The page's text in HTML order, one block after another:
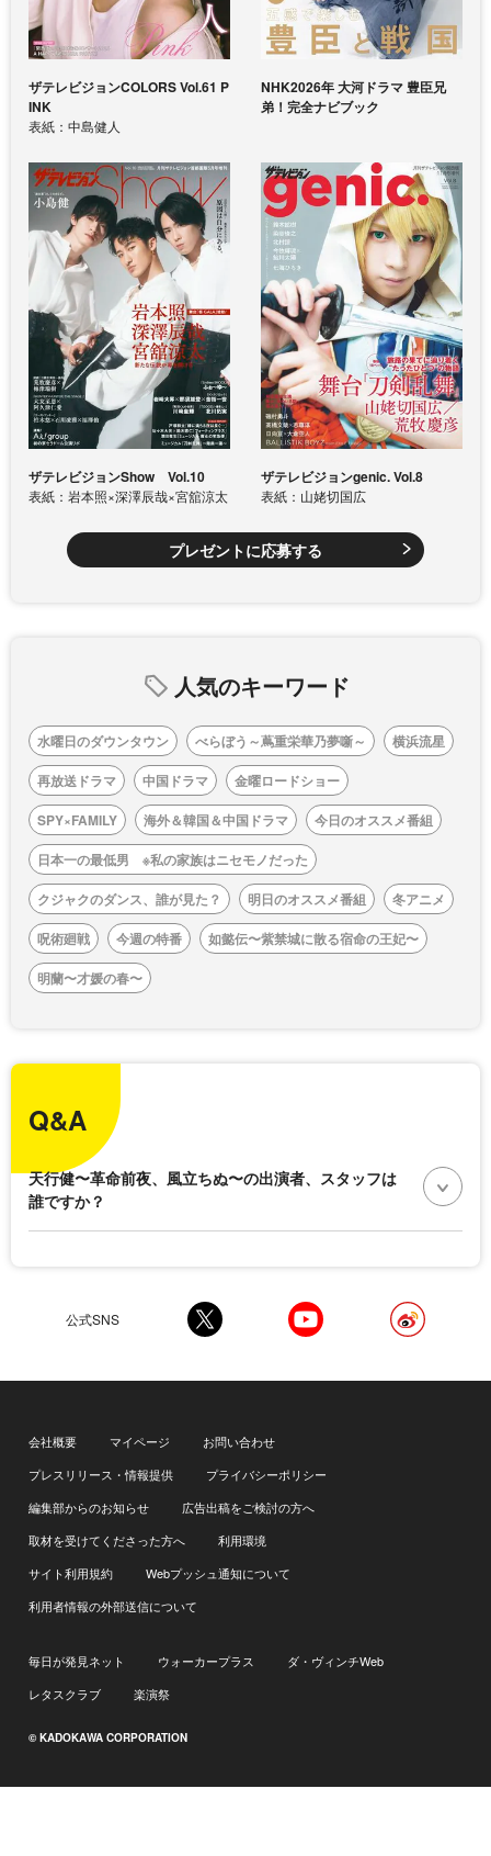
ザテレビジョンCOLORS Vol.61 P
INK
表紙：中島健人
NHK2026年 大河ドラマ 豊臣兄
弟！完全ナビブック
ザテレビジョンShow Vol.10
表紙：岩本照×深澤辰哉×宮舘涼太
ザテレビジョンgenic. Vol.8
表紙：山姥切国広
プレゼントに応募する
人気のキーワード
水曜日のダウンタウン べらぼう～蔦重栄華乃夢噺～
横浜流星
再放送ドラマ
中国ドラマ
金曜ロードショー
SPY×FAMILY
海外＆韓国＆中国ドラマ
今日のオススメ番組
日本一の最低男 ※私の家族はニセモノだった
クジャクのダンス、誰が見た？
明日のオススメ番組
冬アニメ
呪術廻戦
今週の特番
如懿伝〜紫禁城に散る宿命の王妃〜
明蘭〜才媛の春〜
Q&A
天行健〜革命前夜、風立ちぬ〜の出演者、スタッフは
誰ですか？
公式SNS
会社概要 マイページ
お問い合わせ
プレスリリース・情報提供
プライバシーポリシー
編集部からのお知らせ
広告出稿をご検討の方へ
取材を受けてくださった方へ
利用環境
サイト利用規約
Webプッシュ通知について
利用者情報の外部送信について
毎日が発見ネット ウォーカープラス
ダ・ヴィンチWeb
レタスクラブ
楽演祭
© KADOKAWA CORPORATION